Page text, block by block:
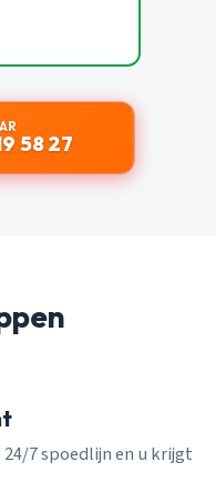
58 27
7 spoedlijn en u krijgt